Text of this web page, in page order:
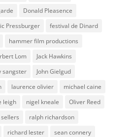
Donald Pleasence
Pressburger
festival de Dinard
hammer film productions
Lom
Jack Hawkins
sangster
John Gielgud
laurence olivier
michael caine
leigh nigel kneale
Oliver Reed
ralph richardson
richard lester
sean connery